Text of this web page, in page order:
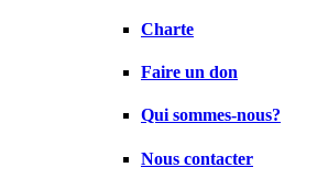
Charte
Faire un don
Qui sommes-nous?
Nous contacter